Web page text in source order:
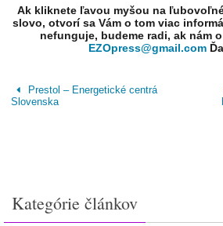
Ak kliknete ľavou myšou na
slovo, otvorí sa Vám o tom viac
nefunguje, budeme radi, ak nám
EZOpress@gmail.com
Prestol – Energetické centrá
Slovenska
Kategórie článkov